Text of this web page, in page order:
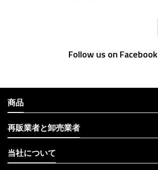
Follow us on Facebook
商品
再販業者と卸売業者
当社について